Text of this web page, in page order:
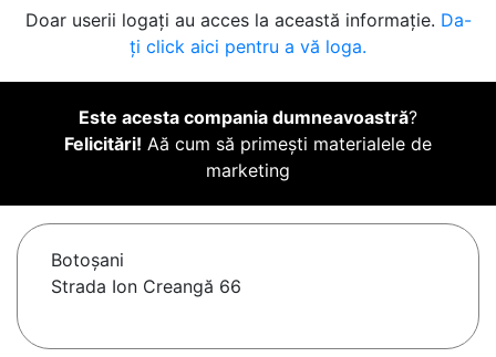
Doar userii logați au acces la această informație. Da-
ți click aici pentru a vă loga.
Este acesta compania dumneavoastră?
Felicitări! Aă cum să primești materialele de
marketing
Botoşani
Strada Ion Creangă 66